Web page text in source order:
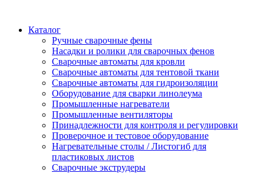
Каталог
Ручные сварочные фены
Насадки и ролики для сварочных фенов
Сварочные автоматы для кровли
Сварочные автоматы для тентовой ткани
Сварочные автоматы для гидроизоляции
Оборудование для сварки линолеума
Промышленные нагреватели
Промышленные вентиляторы
Принадлежности для контроля и регулировки
Проверочное и тестовое оборудование
Нагревательные столы / Листогиб для
пластиковых листов
Сварочные экструдеры